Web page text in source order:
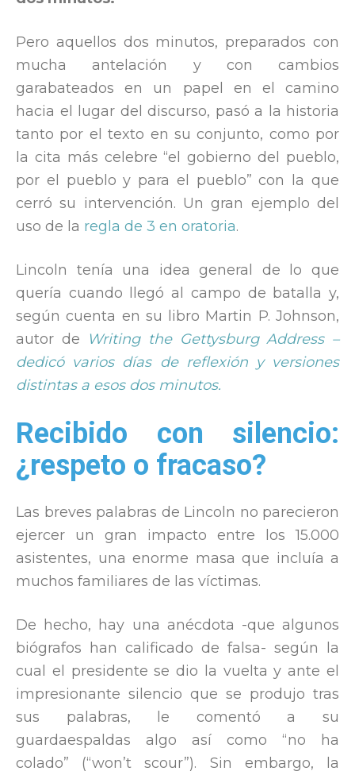
Pero aquellos dos minutos, preparados con
mucha antelación y con cambios
garabateados en un papel en el camino
hacia el lugar del discurso, pasó a la historia
tanto por el texto en su conjunto, como por
la cita más celebre “el gobierno del pueblo,
por el pueblo y para el pueblo” con la que
cerró su intervención. Un gran ejemplo del
uso de la regla de 3 en oratoria.
Lincoln tenía una idea general de lo que
quería cuando llegó al campo de batalla y,
según cuenta en su libro Martin P. Johnson,
autor de
Writing the Gettysburg Address –
dedicó varios días de reflexión y versiones
distintas a esos dos minutos.
Recibido con silencio:
¿respeto o fracaso?
Las breves palabras de Lincoln no parecieron
ejercer un gran impacto entre los 15.000
asistentes, una enorme masa que incluía a
muchos familiares de las víctimas.
De hecho, hay una anécdota -que algunos
biógrafos han calificado de falsa- según la
cual el presidente se dio la vuelta y ante el
impresionante silencio que se produjo tras
sus palabras, le comentó a su
guardaespaldas algo así como “no ha
colado” (“won’t scour”). Sin embargo, la